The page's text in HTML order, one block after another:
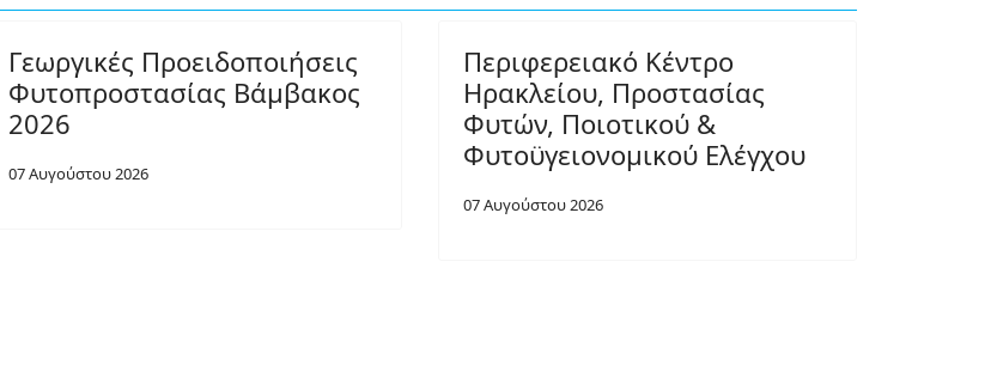
Γεωργικές Προειδοποιήσεις
Φυτοπροστασίας Βάμβακος
2026
07 Αυγούστου 2026
Περιφερειακό Κέντρο
Ηρακλείου, Προστασίας
Φυτών, Ποιοτικού &
Φυτοϋγειονομικού Ελέγχου
07 Αυγούστου 2026